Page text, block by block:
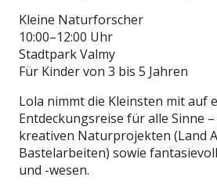
Kleine Naturforscher
10:00–12:00 Uhr
Stadtpark Valmy
Für Kinder von 3 bis 5 Jahren
Lola nimmt die Kleinsten mit auf
Entdeckungsreise für alle Sinne
kreativen Naturprojekten (Land
Bastelarbeiten) sowie
und -wesen.